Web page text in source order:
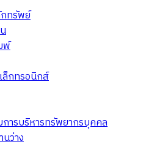
ทรัพย์
พ์
ล็กทรอนิกส์
ารบริหารทรัพยากรบุคคล
ว่าง